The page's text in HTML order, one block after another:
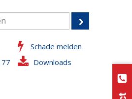
Schade melden
Downloads